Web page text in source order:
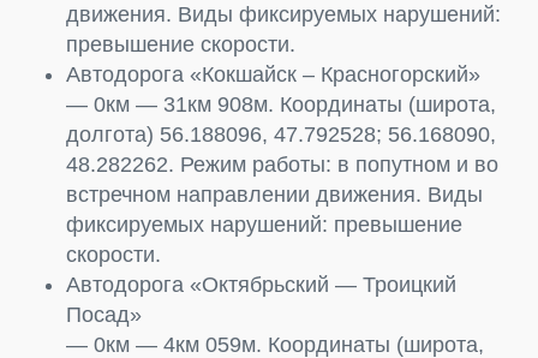
движения. Виды фиксируемых нарушений:
превышение скорости.
Автодорога «Кокшайск – Красногорский»
— 0км — 31км 908м. Координаты (широта,
долгота) 56.188096, 47.792528; 56.168090,
48.282262. Режим работы: в попутном и во
встречном направлении движения. Виды
фиксируемых нарушений: превышение
скорости.
Автодорога «Октябрьский — Троицкий
Посад»
— 0км — 4км 059м. Координаты (широта,